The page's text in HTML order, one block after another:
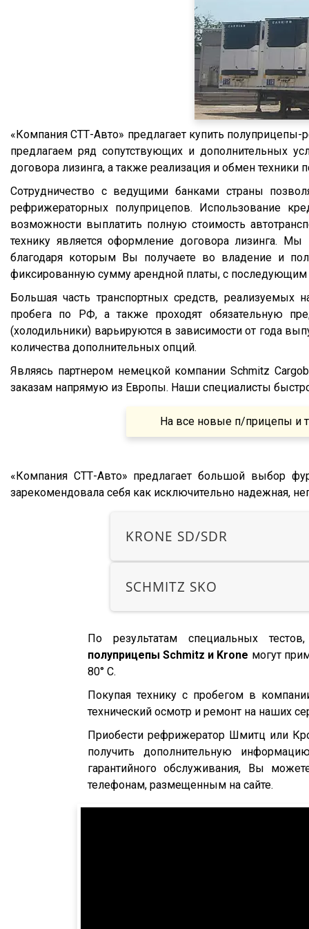
XF105
XF106
XG
X3000
X6000
Stralis
Premium
Magnum
Lander
Cargo
544018-1320-031
CFS
S01
«Компания СТТ-Авто» предлагает купить
предлагаем ряд сопутствующих и дополнительных
договора лизинга, а также реализация и обмен техники
Сотрудничество с ведущими банками страны
рефрижераторных полуприцепов. Использование
возможности выплатить полную стоимость
технику является оформление договора лизинга.
благодаря которым Вы получаете во владение и
фиксированную сумму арендной платы, с последующим
Большая часть транспортных средств, реализуемых
пробега по РФ, а также проходят обязательную
(холодильники) варьируются в зависимости от года
количества дополнительных опций.
Являясь партнером немецкой компании Schmitz
заказам напрямую из Европы. Наши специалисты
На все новые п/прицепы и
«Компания СТТ-Авто» предлагает большой выбор
зарекомендовала себя как исключительно надежная,
KRONE SD/SDR
SCHMITZ SKO
По результатам специальных
полуприцепы Schmitz и Krone могут
80° С.
Покупая технику с пробегом в
технический осмотр и ремонт на наших
Приобести рефрижератор Шмитц или
получить дополнительную
гарантийного обслуживания, Вы
телефонам, размещенным на сайте.